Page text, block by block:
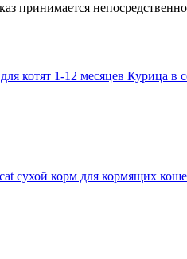
принимается
котят 1-12 месяцев Курица в
сухой корм для кормящих